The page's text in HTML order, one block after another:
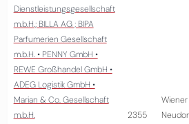
Dienstleistungsgesellschaft
m.b.H.; BILLA AG ; BIPA
Parfumerien Gesellschaft
m.b.H. • PENNY GmbH •
REWE Großhandel GmbH •
ADEG Logistik GmbH •
Marian & Co. Gesellschaft
m.b.H.
2355
Wiener